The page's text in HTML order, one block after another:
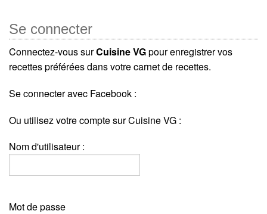
Se connecter
Connectez-vous surCuisine VGpour enregistrer vos
recettes préférées dans votre carnet de recettes.
Se connecter avec Facebook :
Ou utilisez votre compte sur Cuisine VG :
Nom d'utilisateur :
Mot de passe